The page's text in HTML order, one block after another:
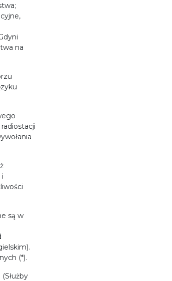
na
są w
(*).